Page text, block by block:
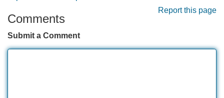
Report this page
Comments
Submit a Comment